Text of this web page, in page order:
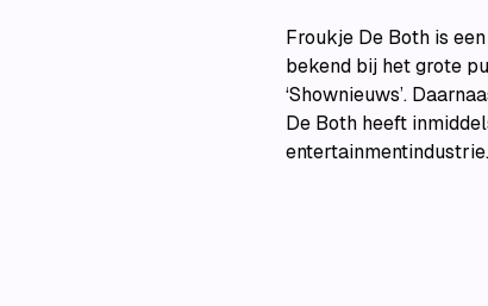
Froukje De Both is
bekend bij het grote
‘Shownieuws’.
De Both heeft
entertainmentindustrie.